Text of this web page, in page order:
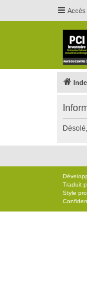
Accès
Traduit
Style